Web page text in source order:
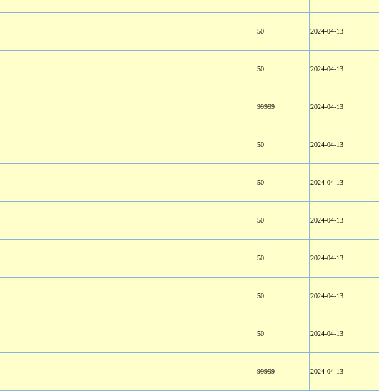
50 2024-04-13
50 2024-04-13
99999 2024-04-13
50 2024-04-13
50 2024-04-13
50 2024-04-13
50 2024-04-13
50 2024-04-13
50 2024-04-13
99999 2024-04-13